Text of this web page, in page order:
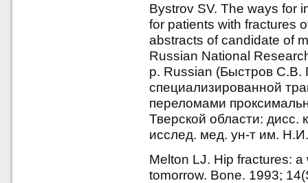
Bystrov SV. The ways for
for patients with fractures
abstracts of candidate of
Russian National
p. Russian (Быстров С.В.
специализированной
переломами
Тверской области: дисс.
исслед. мед. ун-т им.
Melton LJ. Hip fractures:
tomorrow. Bone. 1993;